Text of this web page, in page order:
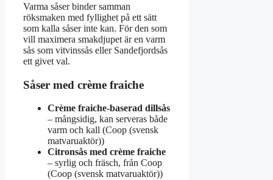
Varma såser binder samman
röksmaken med fyllighet på ett sätt
som kalla såser inte kan. För den som
vill maximera smakdjupet är en varm
sås som vitvinssås eller Sandefjordsås
ett givet val.
Såser med crème fraiche
Crème fraiche-baserad dillsås
– mångsidig, kan serveras både
varm och kall (Coop (svensk
matvaruaktör))
Citronsås med crème fraiche
– syrlig och fräsch, från Coop
(Coop (svensk matvaruaktör))